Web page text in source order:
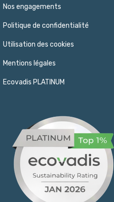
Nos engagements
Politique de confidentialité
Utilisation des cookies
Mentions légales
Ecovadis PLATINUM